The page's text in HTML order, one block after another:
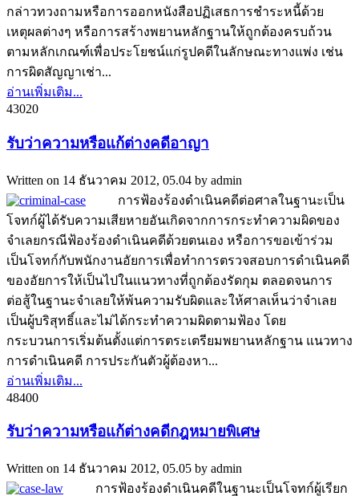
กล่าวทวงถามหรือการออกหนังสือปฏิเสธการชำระหนี้ด้วย
เหตุผลต่างๆ หรือการสร้างพยานหลักฐานให้ถูกต้องครบถ้วน
ตามหลักเกณฑ์เพื่อประโยชน์แก่รูปคดีในลักษณะทางแพ่ง เช่น
การผิดสัญญาเช่า...
อ่านเพิ่มเติม...
43020
รับว่าความหรือแก้ต่างคดีอาญา
Written on 14 ธันวาคม 2012, 05.04 by admin
การฟ้องร้องดำเนินคดีต่อศาลในฐานะเป็น
โจทก์ผู้ได้รับความเสียหายอันเกิดจากการกระทำความผิดของ
จำเลยกรณีฟ้องร้องดำเนินคดีด้วยตนเอง หรือการขอเข้าร่วม
เป็นโจทก์กับพนักงานอัยการเพื่อทำการตรวจสอบการดำเนินคดี
ของอัยการให้เป็นไปในแนวทางที่ถูกต้องรัดกุม ตลอดจนการ
ต่อสู้ในฐานะจำเลยให้พ้นความรับผิดและให้ศาลเห็นว่าจำเลย
เป็นผู้บริสุทธิ์และไม่ได้กระทำความผิดตามฟ้อง โดย
กระบวนการเริ่มต้นตั้งแต่การตระเตรียมพยานหลักฐาน แนวทาง
การดำเนินคดี การประกันตัวผู้ต้องหา...
อ่านเพิ่มเติม...
48400
รับว่าความหรือแก้ต่างคดีกฎหมายพิเศษ
Written on 14 ธันวาคม 2012, 05.05 by admin
การฟ้องร้องดำเนินคดีในฐานะเป็นโจทก์ผู้เรียก